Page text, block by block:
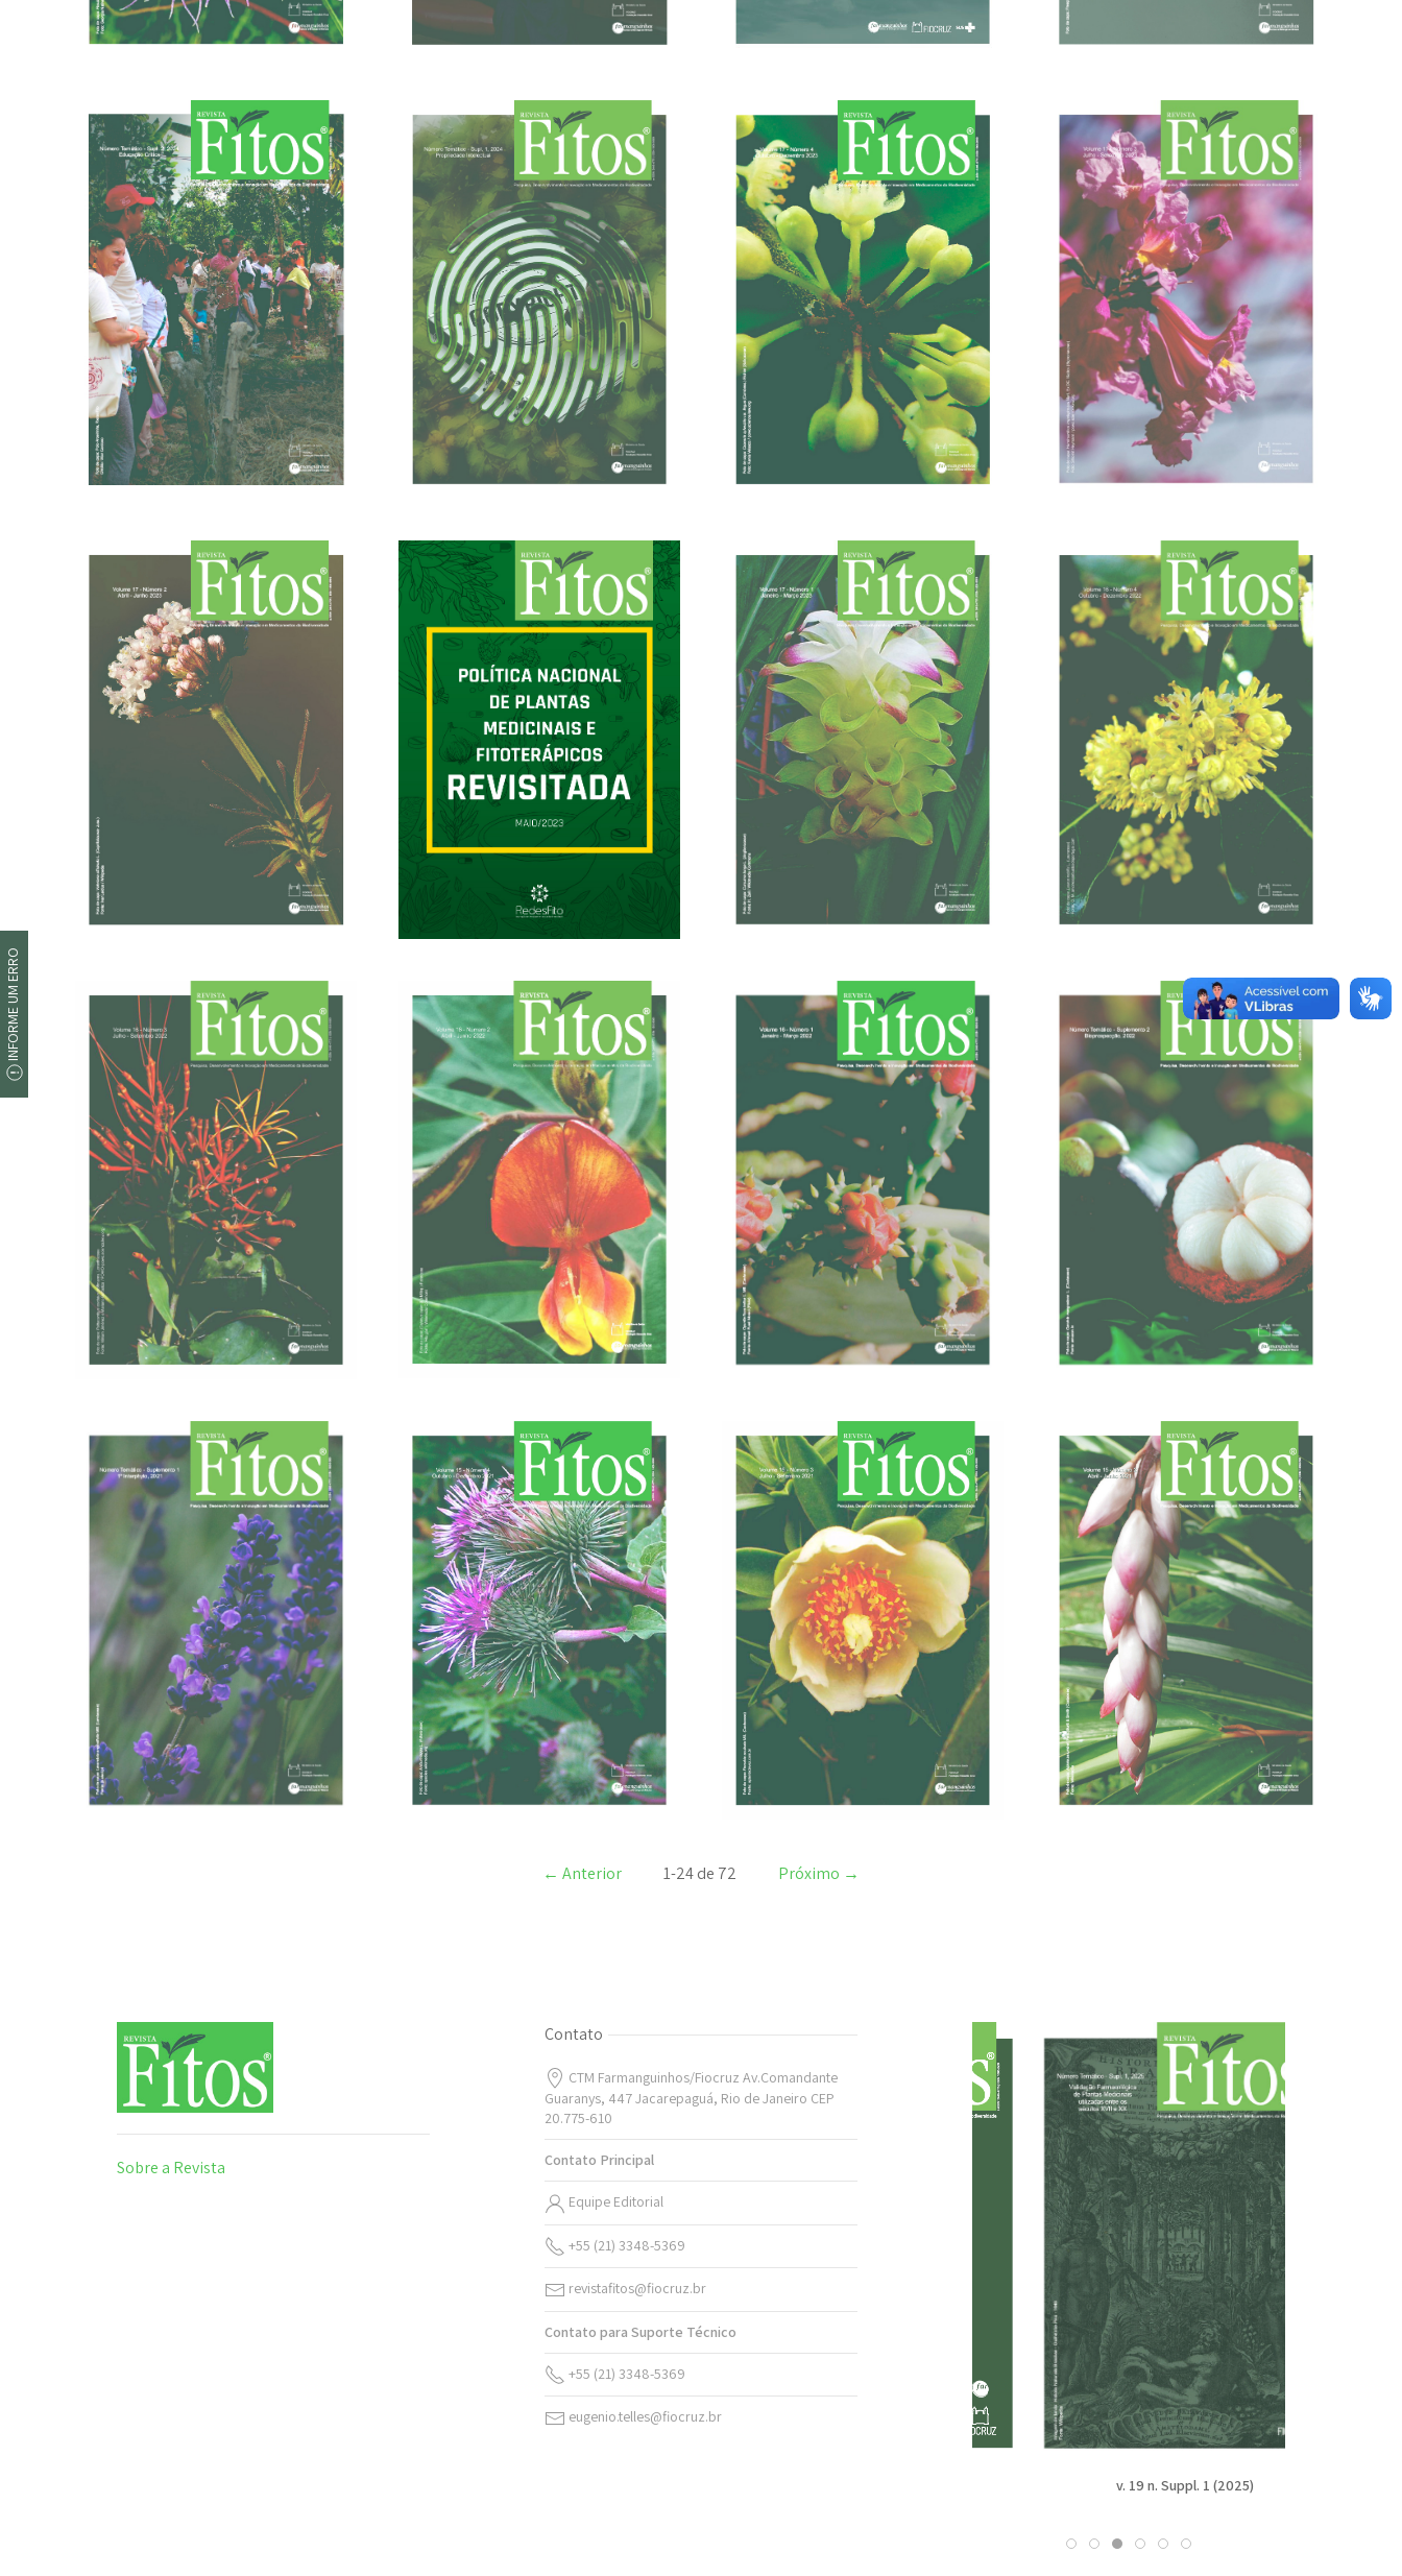
16/01/2024
04/01/2024
20/12/2023 30/09/2023
30/06/2023
29/06/2023
31/03/2023 20/12/2022
30/09/2022 30/06/2022 31/03/2022
04/03/2022
31/01/2022
17/12/2021 30/09/2021 30/06/2021
← Anterior 1-24 de 72 Próximo →
Sobre a Revista
Contato
CTM Farmanguinhos/Fiocruz Av.Comandante
Guaranys, 447 Jacarepaguá, Rio de Janeiro CEP
20.775-610
Contato Principal
Equipe Editorial
+55 (21) 3348-5369
revistafitos@fiocruz.br
Contato para Suporte Técnico
+55 (21) 3348-5369
eugenio.telles@fiocruz.br
v. 19 n. Suppl. 1 (2025)
INFORME UM ERRO